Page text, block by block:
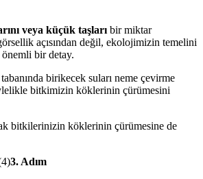
veya küçük taşları bir miktar
açısından değil, ekolojimizin temelini
bir detay.
birikecek suları neme çevirme
bitkimizin köklerinin çürümesini
bitkilerinizin köklerinin çürümesine de
3. Adım